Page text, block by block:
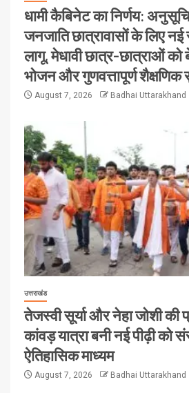
धामी कैबिनेट का निर्णय:
जनजाति छात्रावासों के लिए
लागू, मेधावी छात्र-छात्राओं
भोजन और गुणवत्तापूर्ण शैक्षणिक
August 7, 2026 Badhai Uttarakhand
उत्तराखंड
तेजस्वी सूर्या और नेहा जोशी
कांवड़ यात्रा बनी नई पीढ़ी को
ऐतिहासिक माध्यम
August 7, 2026 Badhai Uttarakhand